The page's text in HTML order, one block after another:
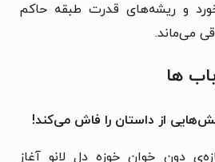
و ریشه‌های قدرت طبقه حاکم
می‌ماند.
ها
از داستان را فاش می‌کند!
دون خوان خوزه دل لانو آغاز